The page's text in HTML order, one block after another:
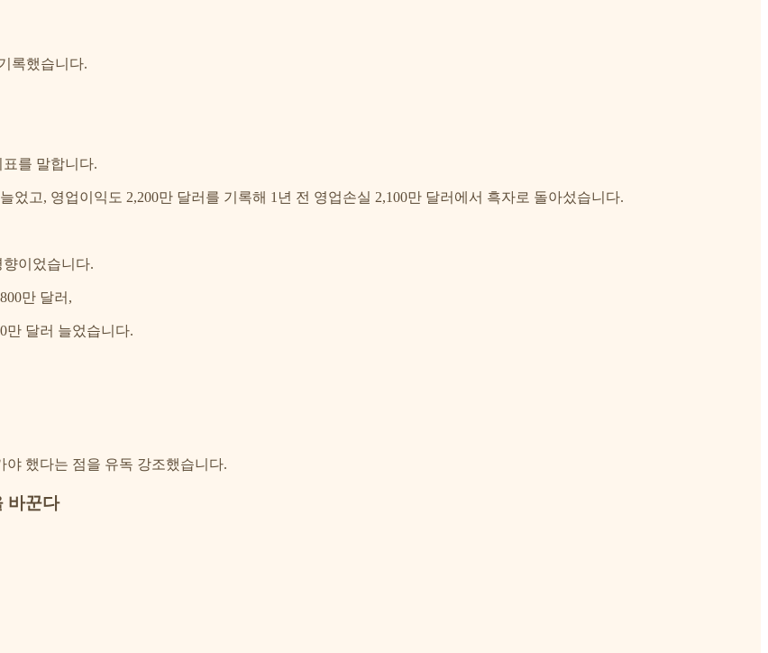
록했습니다.
를 말합니다.
었고, 영업이익도 2,200만 달러를 기록해 1년 전 영업손실 2,100만 달러에서 흑자로 돌아섰습니다.
이었습니다.
만 달러,
만 달러 늘었습니다.
했다는 점을 유독 강조했습니다.
바꾼다